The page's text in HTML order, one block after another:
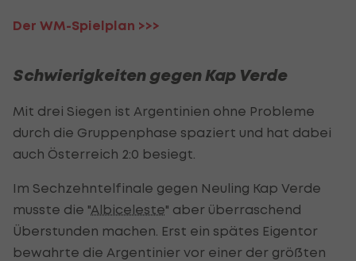
Der WM-Spielplan >>>
Schwierigkeiten gegen Kap Verde
Mit drei Siegen ist Argentinien ohne Probleme
durch die Gruppenphase spaziert und hat dabei
auch Österreich 2:0 besiegt.
Im Sechzehntelfinale gegen Neuling Kap Verde
musste die "Albiceleste" aber überraschend
Überstunden machen. Erst ein spätes Eigentor
bewahrte die Argentinier vor einer der größten